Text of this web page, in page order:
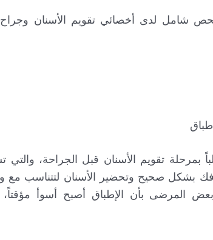
شامل لدى أخصائي تقويم الأسنان وجراح
بشكل صحيح وتحضير الأسنان لتتناسب مع
المرضى بأن الإطباق أصبح أسوأ مؤقتاً،